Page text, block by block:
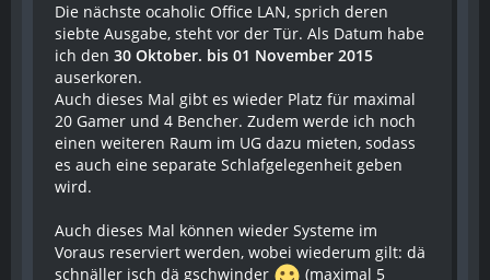
Die nächste ocaholic Office LAN, sprich deren
siebte Ausgabe, steht vor der Tür. Als Datum habe
ich den 30 Oktober. bis 01 November 2015
auserkoren.
Auch dieses Mal gibt es wieder Platz für maximal
20 Gamer und 4 Bencher. Zudem werde ich noch
einen weiteren Raum im UG dazu mieten, sodass
es auch eine separate Schlafgelegenheit geben
wird.
Auch dieses Mal können wieder Systeme im
Voraus reserviert werden, wobei wiederum gilt: dä
schnäller isch dä gschwinder
(maximal 5